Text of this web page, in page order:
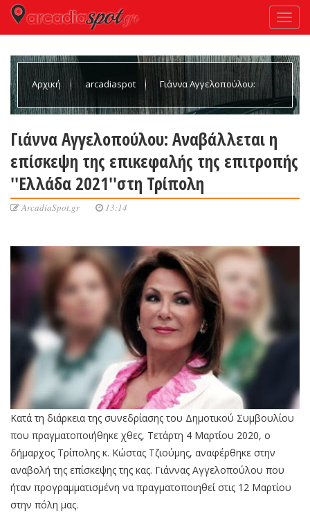
Αρχική arcadiaspot Γιάννα Αγγελοπούλου:
2021''στη Τρίπολη
Γιάννα Αγγελοπούλου: Αναβάλλεται η
επίσκεψη της επικεφαλής της επιτροπής
''Ελλάδα 2021''στη Τρίπολη
ArcadiaSpot.gr 13:14
Κατά τη διάρκεια της συνεδρίασης του Δημοτικού Συμβουλίου
που πραγματοποιήθηκε χθες, Τετάρτη 4 Μαρτίου 2020, ο
δήμαρχος Τρίπολης κ. Κώστας Τζιούμης, αναφέρθηκε στην
αναβολή της επίσκεψης της κας. Γιάννας Αγγελοπούλου που
ήταν προγραμματισμένη να πραγματοποιηθεί στις 12 Μαρτίου
στην πόλη μας.